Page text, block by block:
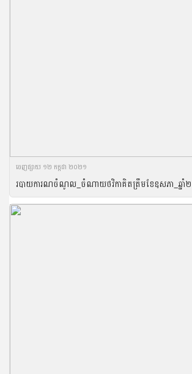
ចេញ​ផ្សាយ​ ១២ កក្កដា ២០២១